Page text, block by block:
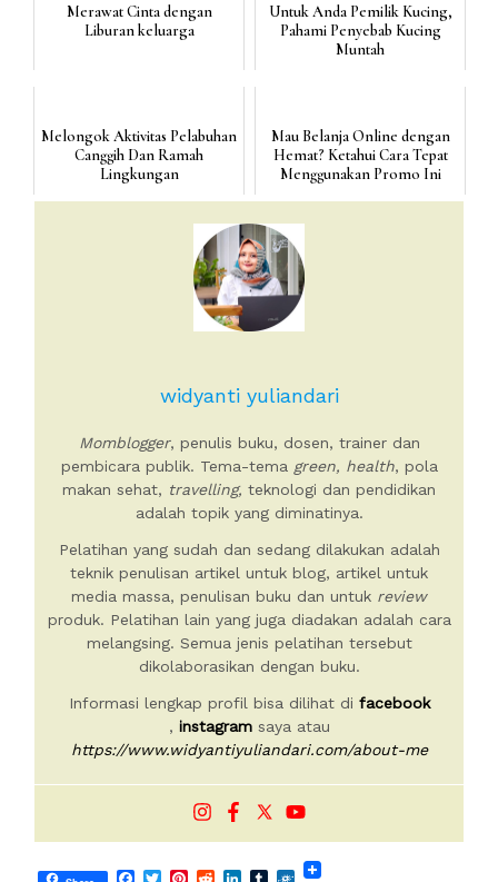
Merawat Cinta dengan
Liburan keluarga
Untuk Anda Pemilik Kucing,
Pahami Penyebab Kucing
Muntah
Melongok Aktivitas Pelabuhan
Canggih Dan Ramah
Lingkungan
Mau Belanja Online dengan
Hemat? Ketahui Cara Tepat
Menggunakan Promo Ini
widyanti yuliandari
Momblogger, penulis buku, dosen, trainer dan
pembicara publik. Tema-tema green, health, pola
makan sehat, travelling, teknologi dan pendidikan
adalah topik yang diminatinya.
Pelatihan yang sudah dan sedang dilakukan adalah
teknik penulisan artikel untuk blog, artikel untuk
media massa, penulisan buku dan untuk review
produk. Pelatihan lain yang juga diadakan adalah cara
melangsing. Semua jenis pelatihan tersebut
dikolaborasikan dengan buku.
Informasi lengkap profil bisa dilihat di facebook
, instagramsaya atau
https://www.widyantiyuliandari.com/about-me
Facebook
TwitterPinterest
RedditLinkedIn
Tumblr
Folkd